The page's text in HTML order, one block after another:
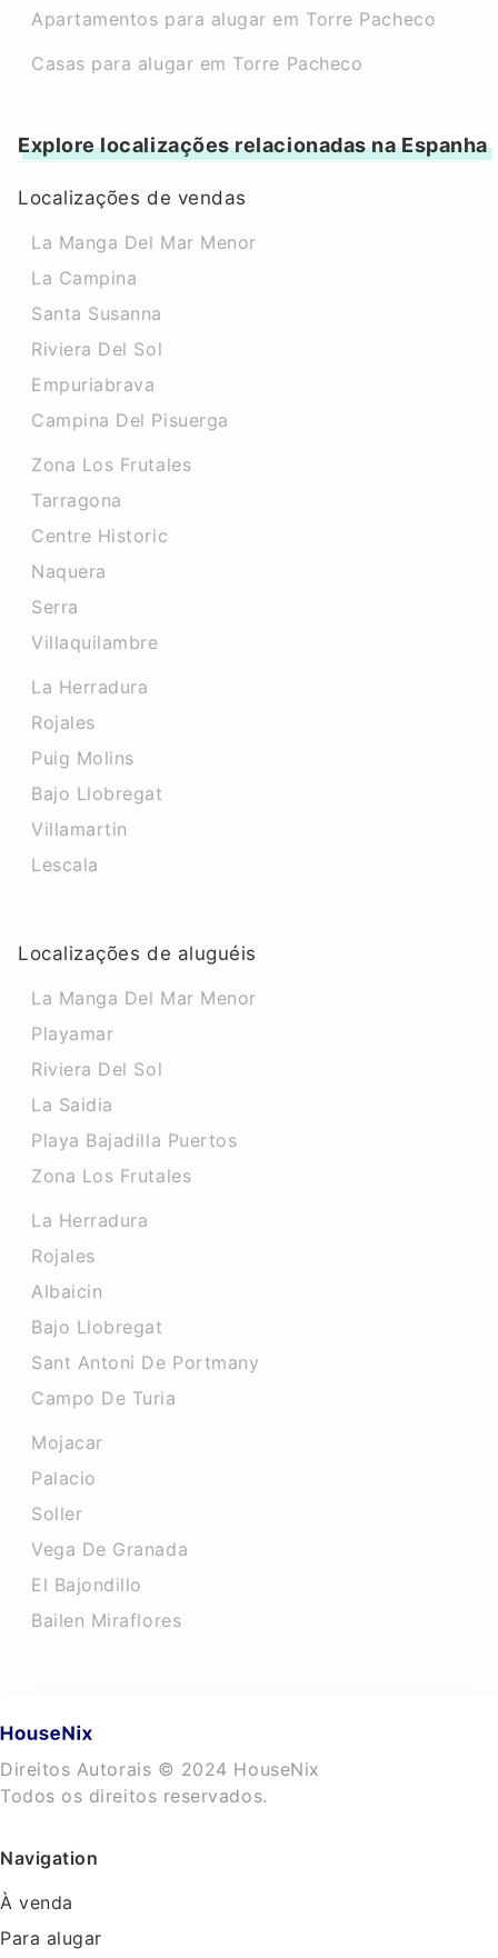
Apartamentos para alugar em Torre Pacheco
Casas para alugar em Torre Pacheco
Explore localizações relacionadas na Espanha
Localizações de vendas
La Manga Del Mar Menor
La Campina
Santa Susanna
Riviera Del Sol
Empuriabrava
Campina Del Pisuerga
Zona Los Frutales
Tarragona
Centre Historic
Naquera
Serra
Villaquilambre
La Herradura
Rojales
Puig Molins
Bajo Llobregat
Villamartin
Lescala
Localizações de aluguéis
La Manga Del Mar Menor
Playamar
Riviera Del Sol
La Saidia
Playa Bajadilla Puertos
Zona Los Frutales
La Herradura
Rojales
Albaicin
Bajo Llobregat
Sant Antoni De Portmany
Campo De Turia
Mojacar
Palacio
Soller
Vega De Granada
El Bajondillo
Bailen Miraflores
Direitos Autorais © 2024 HouseNix
Todos os direitos reservados.
Navigation
À venda
Para alugar